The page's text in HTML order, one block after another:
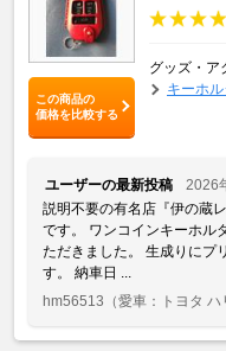
この商品の
価格を比較する
グッズ・ア
キーホ
ユーザーの最新投稿
2026
説明不要の有名店『伊の蔵
です。 ワンコインキーホル
ただきました。 生成りにプ
す。 納車日 ...
hm56513 （愛車：トヨタ